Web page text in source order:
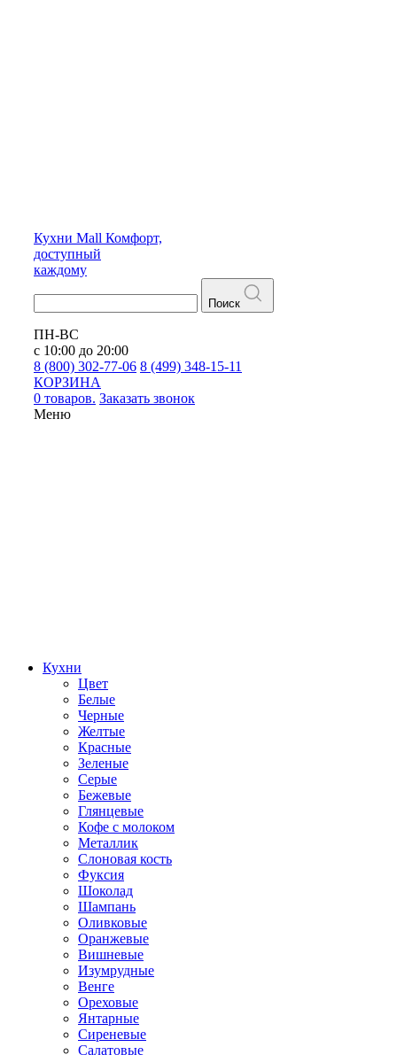
Кухни Mall Комфорт,
доступный
каждому
Поиск
ПН-ВС
с 10:00 до 20:00
8 (800) 302-77-06 8 (499) 348-15-11
КОРЗИНА
0 товаров. Заказать звонок
Меню
Кухни
Цвет
Белые
Черные
Желтые
Красные
Зеленые
Серые
Бежевые
Глянцевые
Кофе с молоком
Металлик
Слоновая кость
Фуксия
Шоколад
Шампань
Оливковые
Оранжевые
Вишневые
Изумрудные
Венге
Ореховые
Янтарные
Сиреневые
Салатовые